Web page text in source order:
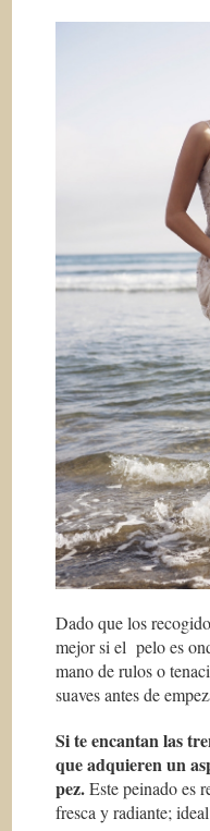
Dado que los
mejor si el pelo es
mano de rulos o
suaves antes de
Si te encantan las
que adquieren un
pez.Este peinado es
fresca y radiante;